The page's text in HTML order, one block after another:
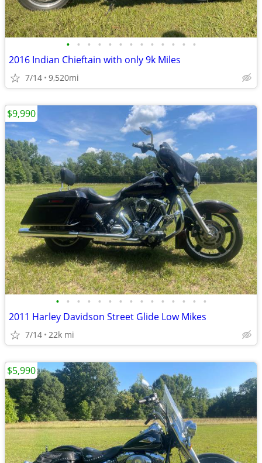
• • • • • • • • • • • • •
2016 Indian Chieftain with only 9k Miles
7/14 9,520mi
• • • • • • • • • • • • • • •
2011 Harley Davidson Street Glide Low Mikes
7/14 22k mi
$9,990
$5,990